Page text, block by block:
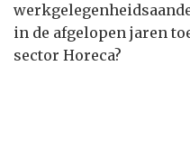
in de afgelopen jaren
sector Horeca?